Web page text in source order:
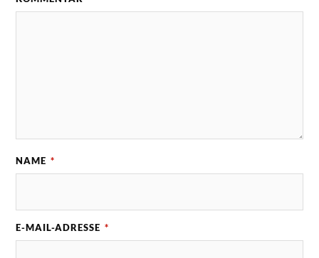
NAME *
E-MAIL-ADRESSE *